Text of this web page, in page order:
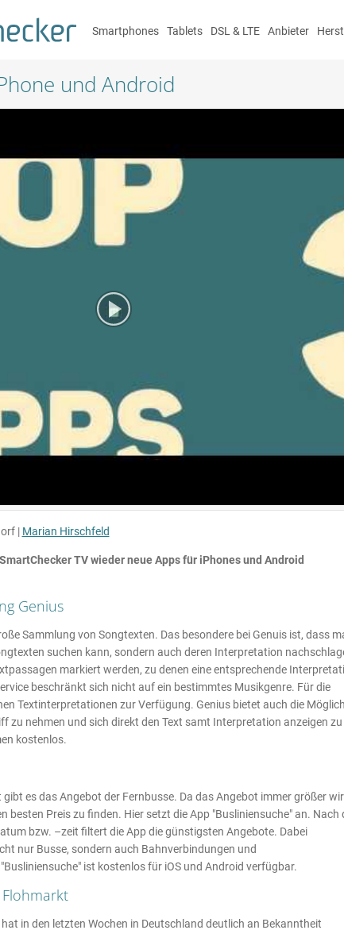
Smartphones Tablets DSL & LTE Anbieter
und Android
| Marian Hirschfeld
TV wieder neue Apps für iPhones und Android
Genius
Sammlung von Songtexten. Das besondere bei Genuis ist, dass
suchen kann, sondern auch deren Interpretation
markiert werden, zu denen eine entsprechende
beschränkt sich nicht auf ein bestimmtes Musikgenre. Für die
Textinterpretationen zur Verfügung. Genius bietet auch die
zu nehmen und sich direkt den Text samt Interpretation anzeigen zu
kostenlos.
es das Angebot der Fernbusse. Da das Angebot immer größer
besten Preis zu finden. Hier setzt die App "Busliniensuche" an. Nach
bzw. –zeit filtert die App die günstigsten Angebote. Dabei
nur Busse, sondern auch Bahnverbindungen und
ist kostenlos für iOS und Android verfügbar.
in den letzten Wochen in Deutschland deutlich an Bekanntheit